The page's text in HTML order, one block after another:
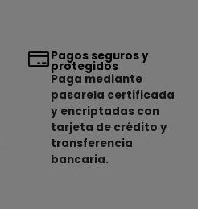
Pagos seguros y
protegidos
Paga mediante
pasarela certificada
y encriptadas con
tarjeta de crédito y
transferencia
bancaria.